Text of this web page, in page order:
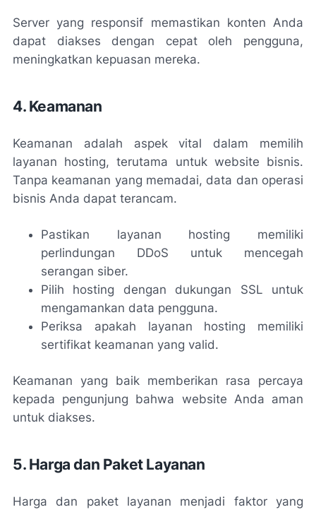
Server yang responsif memastikan konten Anda
dapat diakses dengan cepat oleh pengguna,
meningkatkan kepuasan mereka.
4. Keamanan
Keamanan adalah aspek vital dalam memilih
layanan hosting, terutama untuk website bisnis.
Tanpa keamanan yang memadai, data dan operasi
bisnis Anda dapat terancam.
Pastikan layanan hosting memiliki
perlindungan DDoS untuk mencegah
serangan siber.
Pilih hosting dengan dukungan SSL untuk
mengamankan data pengguna.
Periksa apakah layanan hosting memiliki
sertifikat keamanan yang valid.
Keamanan yang baik memberikan rasa percaya
kepada pengunjung bahwa website Anda aman
untuk diakses.
5. Harga dan Paket Layanan
Harga dan paket layanan menjadi faktor yang